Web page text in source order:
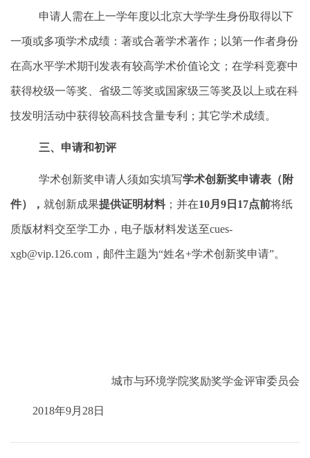
申请人需在上一学年度以北京大学学生身份取得以下
一项或多项学术成绩：著或合著学术著作；以第一作者身份
在高水平学术期刊发表有较高学术价值论文；在学科竞赛中
获得校级一等奖、省级二等奖或国家级三等奖及以上或在科
技发明活动中获得较高科技含量专利；其它学术成绩。
三、申请和初评
学术创新奖申请人须如实填写学术创新奖申请表（附
件）， 就创新成果提供证明材料；并在10月 9 日 17点前将纸
质版材料交至学工办，电子版材料发送至cues-
xgb@vip.126.com ，邮件主题为“姓名+学术创新奖申请”。
城市与环境学院奖励奖学金评审委员会
2018年9月 28日